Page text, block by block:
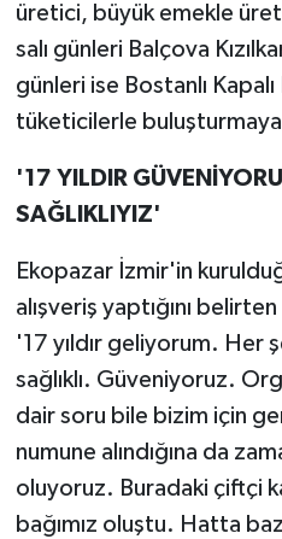
üretici, büyük emekle
salı günleri Balçova
günleri ise Bostanlı
tüketicilerle
'17 YILDIR GÜVENİ
SAĞLIKLIYIZ'
Ekopazar İzmir'in
alışveriş yaptığını
'17 yıldır geliyorum. Her
sağlıklı. Güveniyoruz.
dair soru bile bizim için
numune alındığına da
oluyoruz. Buradaki çiftçi
bağımız oluştu. Hatta